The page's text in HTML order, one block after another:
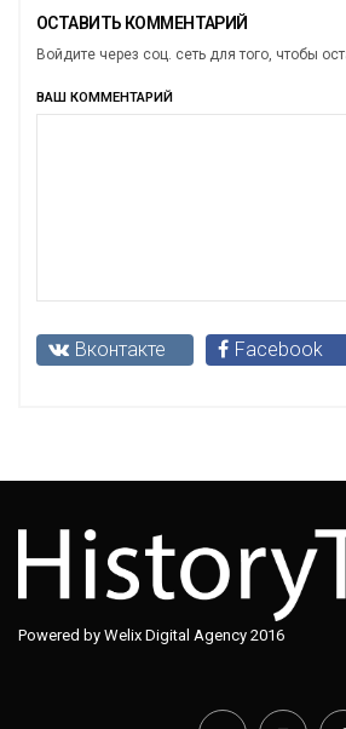
ОСТАВИТЬ КОММЕНТАРИЙ
Войдите через соц. сеть для того, чтобы
ВАШ КОММЕНТАРИЙ
Вконтакте Facebook
Powered by Welix Digital Agency 2016